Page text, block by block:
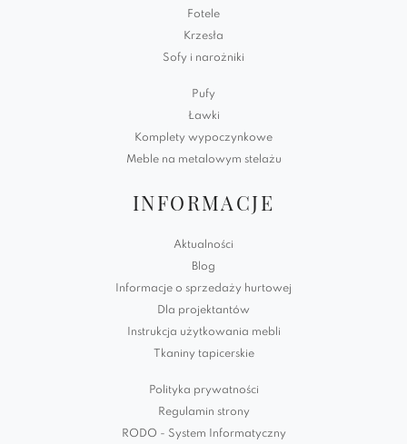
Fotele
Krzesła
Sofy i narożniki
Pufy
Ławki
Komplety wypoczynkowe
Meble na metalowym stelażu
INFORMACJE
Aktualności
Blog
Informacje o sprzedaży hurtowej
Dla projektantów
Instrukcja użytkowania mebli
Tkaniny tapicerskie
Polityka prywatności
Regulamin strony
RODO - System Informatyczny